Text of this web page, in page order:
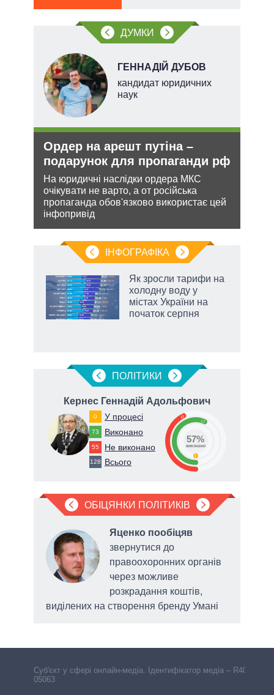
ДУМКИ
ГЕННАДІЙ ДУБОВ
кандидат юридичних
наук
Ордер на арешт путіна –
подарунок для пропаганди рф
На юридичні наслідки ордера МКС
очікувати не варто, а от російська
пропаганда обов'язково використає цей
інфопривід
ІНФОГРАФІКА
Як зросли тарифи на
холодну воду у
містах України на
початок серпня
ПОЛIТИКИ
Кернес Геннадій Адольфович
0 У процесі
73 Виконано
55 Не виконано
128 Всього
43
57
0
57%
виконано
ОБІЦЯНКИ ПОЛІТИКІВ
Яценко пообіцяв
звернутися до
правоохоронних органів
через можливе
розкрадання коштів,
виділених на створення бренду Умані
Cуб'єкт у сфері онлайн-медіа. Ідентифікатор медіа – R40-
05063